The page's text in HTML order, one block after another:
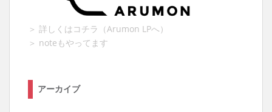
＞ 詳しくはコチラ（Arumon LPへ）
＞ noteもやってます
アーカイブ